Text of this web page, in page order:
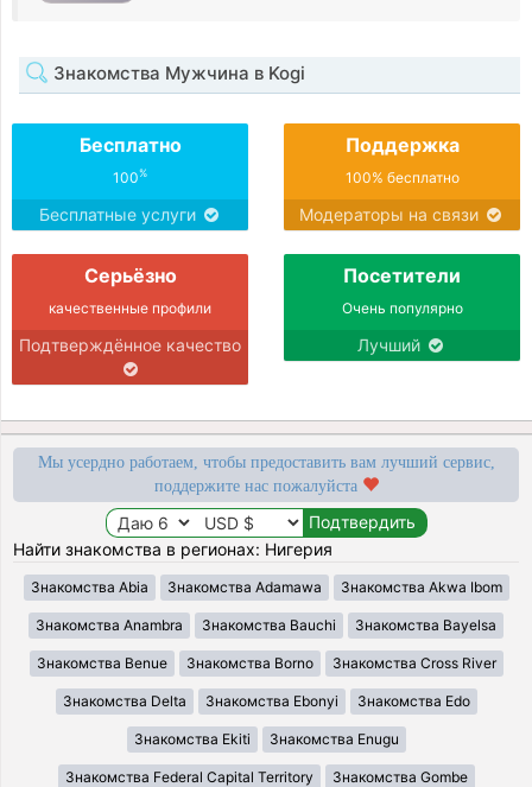
Знакомства Мужчина в Kogi
Бесплатно
100%
Бесплатные услуги
Поддержка
100% бесплатно
Модераторы на связи
Серьёзно
качественные профили
Подтверждённое качество
Посетители
Очень популярно
Лучший
Мы усердно работаем, чтобы предоставить вам лучший сервис,
поддержите нас пожалуйста
Найти знакомства в регионах: Нигерия
Знакомства Abia Знакомства Adamawa Знакомства Akwa Ibom
Знакомства Anambra Знакомства Bauchi Знакомства Bayelsa
Знакомства Benue Знакомства Borno Знакомства Cross River
Знакомства Delta Знакомства Ebonyi Знакомства Edo
Знакомства Ekiti Знакомства Enugu
Знакомства Federal Capital Territory Знакомства Gombe